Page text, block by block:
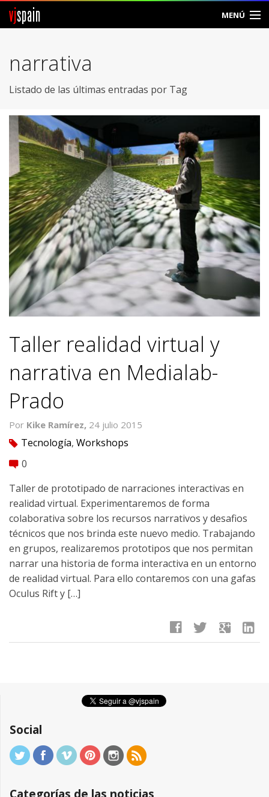
vjspain MENÚ
Foros
Vjspain
Ayuda
Contacto
Entrar
Crear Cuenta
narrativa
Listado de las últimas entradas por Tag
Taller realidad virtual y
narrativa en Medialab-
Prado
Por Kike Ramírez, 24 julio 2015
tag Tecnología, Workshops
comment 0
Taller de prototipado de narraciones interactivas en
realidad virtual. Experimentaremos de forma
colaborativa sobre los recursos narrativos y desafios
técnicos que nos brinda este nuevo medio. Trabajando
en grupos, realizaremos prototipos que nos permitan
narrar una historia de forma interactiva en un entorno
de realidad virtual. Para ello contaremos con una gafas
Oculus Rift y […]
facebook twitter google linkedin
Social
Categorías de las noticias